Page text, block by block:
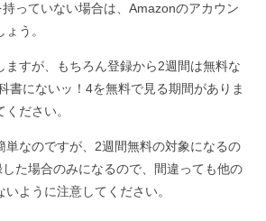
っていない場合は、Amazonのアカウン
う。
ますが、もちろん登録から2週間は無料な
書にないッ！4を無料で見る期間がありま
ださい。
単なのですが、2週間無料の対象になるの
た場合のみになるので、間違っても他の
ように注意してください。